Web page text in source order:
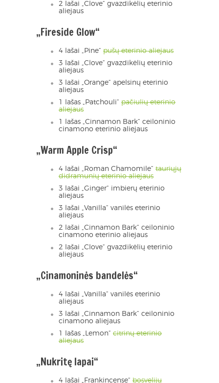
2 lašai „Clove“ gvazdikėlių eterinio
aliejaus
„Fireside Glow“
4 lašai „Pine“ pušų eterinio aliejaus
3 lašai „Clove“ gvazdikėlių eterinio
aliejaus
3 lašai „Orange“ apelsinų eterinio
aliejaus
1 lašas „Patchouli“ pačiulių eterinio
aliejaus
1 lašas „Cinnamon Bark“ ceiloninio
cinamono eterinio aliejaus
„Warm Apple Crisp“
4 lašai „Roman Chamomile“ tauriųjų
didramunių eterinio aliejaus
3 lašai „Ginger“ imbierų eterinio
aliejaus
3 lašai „Vanilla“ vanilės eterinio
aliejaus
2 lašai „Cinnamon Bark“ ceiloninio
cinamono eterinio aliejaus
2 lašai „Clove“ gvazdikėlių eterinio
aliejaus
„Cinamoninės bandelės“
4 lašai „Vanilla“ vanilės eterinio
aliejaus
3 lašai „Cinnamon Bark“ ceiloninio
cinamono aliejaus
1 lašas „Lemon“ citrinų eterinio
aliejaus
„Nukritę lapai“
4 lašai „Frankincense“ bosvelijų